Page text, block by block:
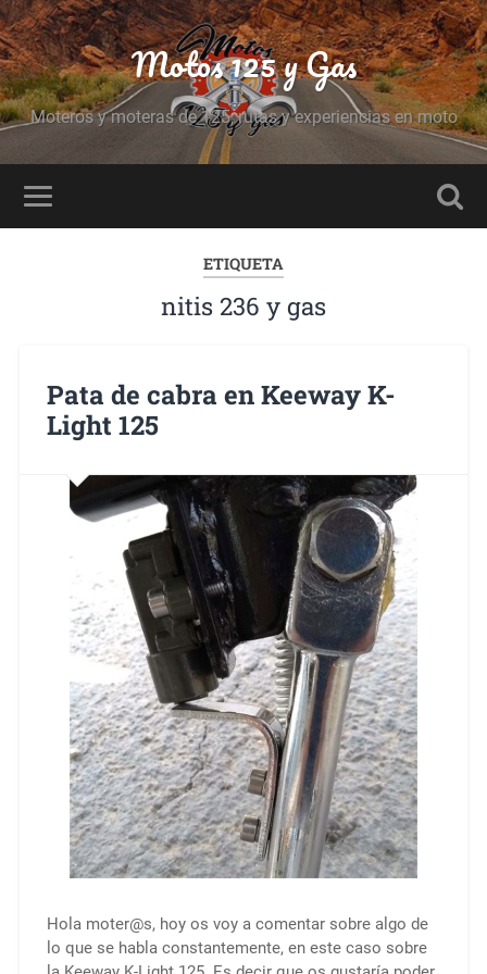
Motos 125 y Gas
Moteros y moteras de 125, rutas y experiencias en moto
ETIQUETA
nitis 236 y gas
Pata de cabra en Keeway K-
Light 125
Hola moter@s, hoy os voy a comentar sobre algo de
lo que se habla constantemente, en este caso sobre